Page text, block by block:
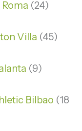
24
Villa 45
9
Bilbao 18